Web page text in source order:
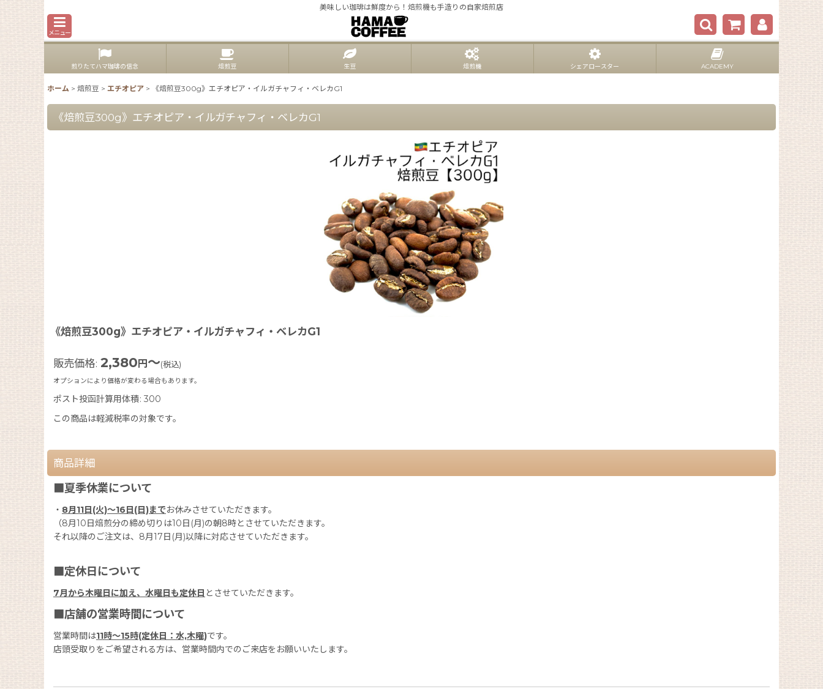
美味しい珈琲は鮮度から！焙煎機も手造りの自家焙煎店
メニュー
煎りたてハマ珈琲の信念 焙煎豆 生豆 焙煎機 シェアロースター ACADEMY
ホーム > 焙煎豆 > エチオピア > 《焙煎豆300g》エチオピア・イルガチャフィ・ベレカG1
《焙煎豆300g》エチオピア・イルガチャフィ・ベレカG1
《焙煎豆300g》エチオピア・イルガチャフィ・ベレカG1
販売価格: 2,380 円 ～(税込)
オプションにより価格が変わる場合もあります。
ポスト投函計算用体積: 300
この商品は軽減税率の対象です。
商品詳細
■夏季休業について
・ 8月11日(火)〜16日(日)までお休みさせていただきます。
（8月10日焙煎分の締め切りは10日(月)の朝8時とさせていただきます。
それ以降のご注文は、8月17日(月)以降に対応させていただきます。
■定休日について
7月から木曜日に加え、水曜日も定休日 とさせていただきます。
■店舗の営業時間について
営業時間は11時〜15時(定休日：水,木曜)です。
店頭受取りをご希望される方は、営業時間内でのご来店をお願いいたします。